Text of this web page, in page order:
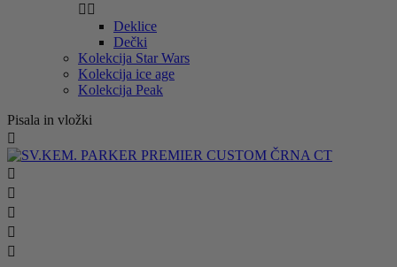
 
Deklice
Dečki
Kolekcija Star Wars
Kolekcija ice age
Kolekcija Peak
Pisala in vložki





